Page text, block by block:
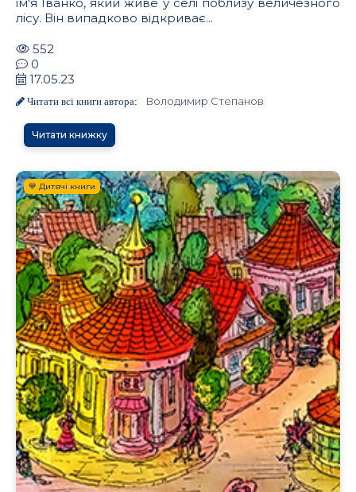
лісу. Він випадково відкриває...
552
0
17.05.23
Читати всі книги автора: Володимир Степанов
Читати книжку
💙 Дитячі книги